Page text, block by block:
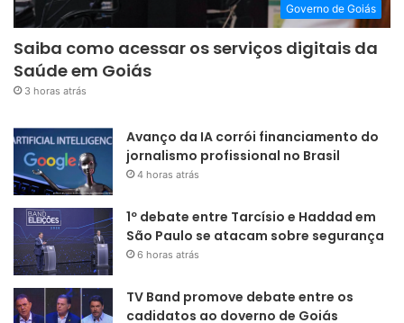
Governo de Goiás
Saiba como acessar os serviços digitais da
Saúde em Goiás
3 horas atrás
Avanço da IA corrói financiamento do
jornalismo profissional no Brasil
4 horas atrás
1º debate entre Tarcísio e Haddad em
São Paulo se atacam sobre segurança
6 horas atrás
TV Band promove debate entre os
cadidatos ao doverno de Goiás